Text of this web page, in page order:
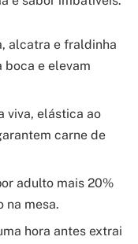
alcatra e fraldinha
e elevam
viva, elástica ao
carne de
adulto mais 20%
na mesa.
hora antes extrai